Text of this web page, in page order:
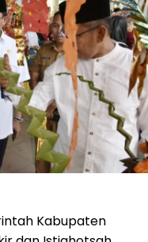
Kabupaten